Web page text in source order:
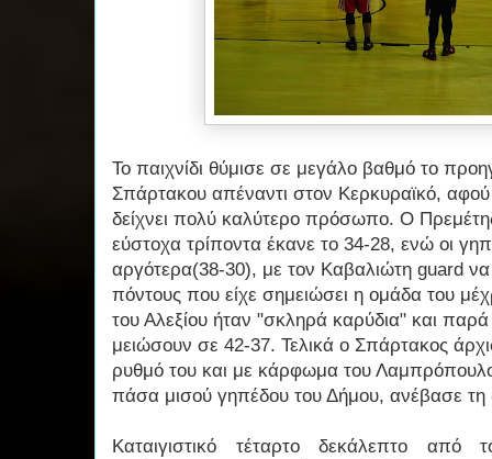
Το παιχνίδι θύμισε σε μεγάλο βαθμό το
Σπάρτακου απέναντι στον Κερκυραϊκό, αφού
δείχνει πολύ καλύτερο πρόσωπο. Ο
εύστοχα τρίποντα έκανε το 34-28, ενώ οι
αργότερα(38-30), με τον Καβαλιώτη guard να
πόντους που είχε σημειώσει η ομάδα του
του Αλεξίου ήταν "σκληρά καρύδια" και
μειώσουν σε 42-37. Τελικά ο Σπάρτακος
ρυθμό του και με κάρφωμα του
πάσα μισού γηπέδου του Δήμου, ανέβασε
Καταιγιστικό τέταρτο δεκάλεπτο από